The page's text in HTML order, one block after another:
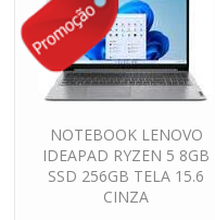
NOTEBOOK LENOVO
IDEAPAD RYZEN 5 8GB
SSD 256GB TELA 15.6
CINZA